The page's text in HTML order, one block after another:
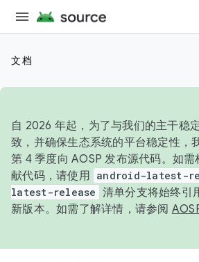
文档
自 2026 年起，为了与我们的主干稳
致，并确保生态系统的平台稳定性，
第 4 季度向 AOSP 发布源代码。如
献代码，请使用 android-latest-
latest-release 清单分支将始终引
新版本。如需了解详情，请参阅